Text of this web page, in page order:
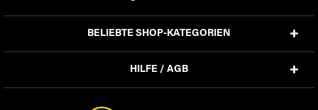
BELIEBTE SHOP-KATEGORIEN
HILFE / AGB